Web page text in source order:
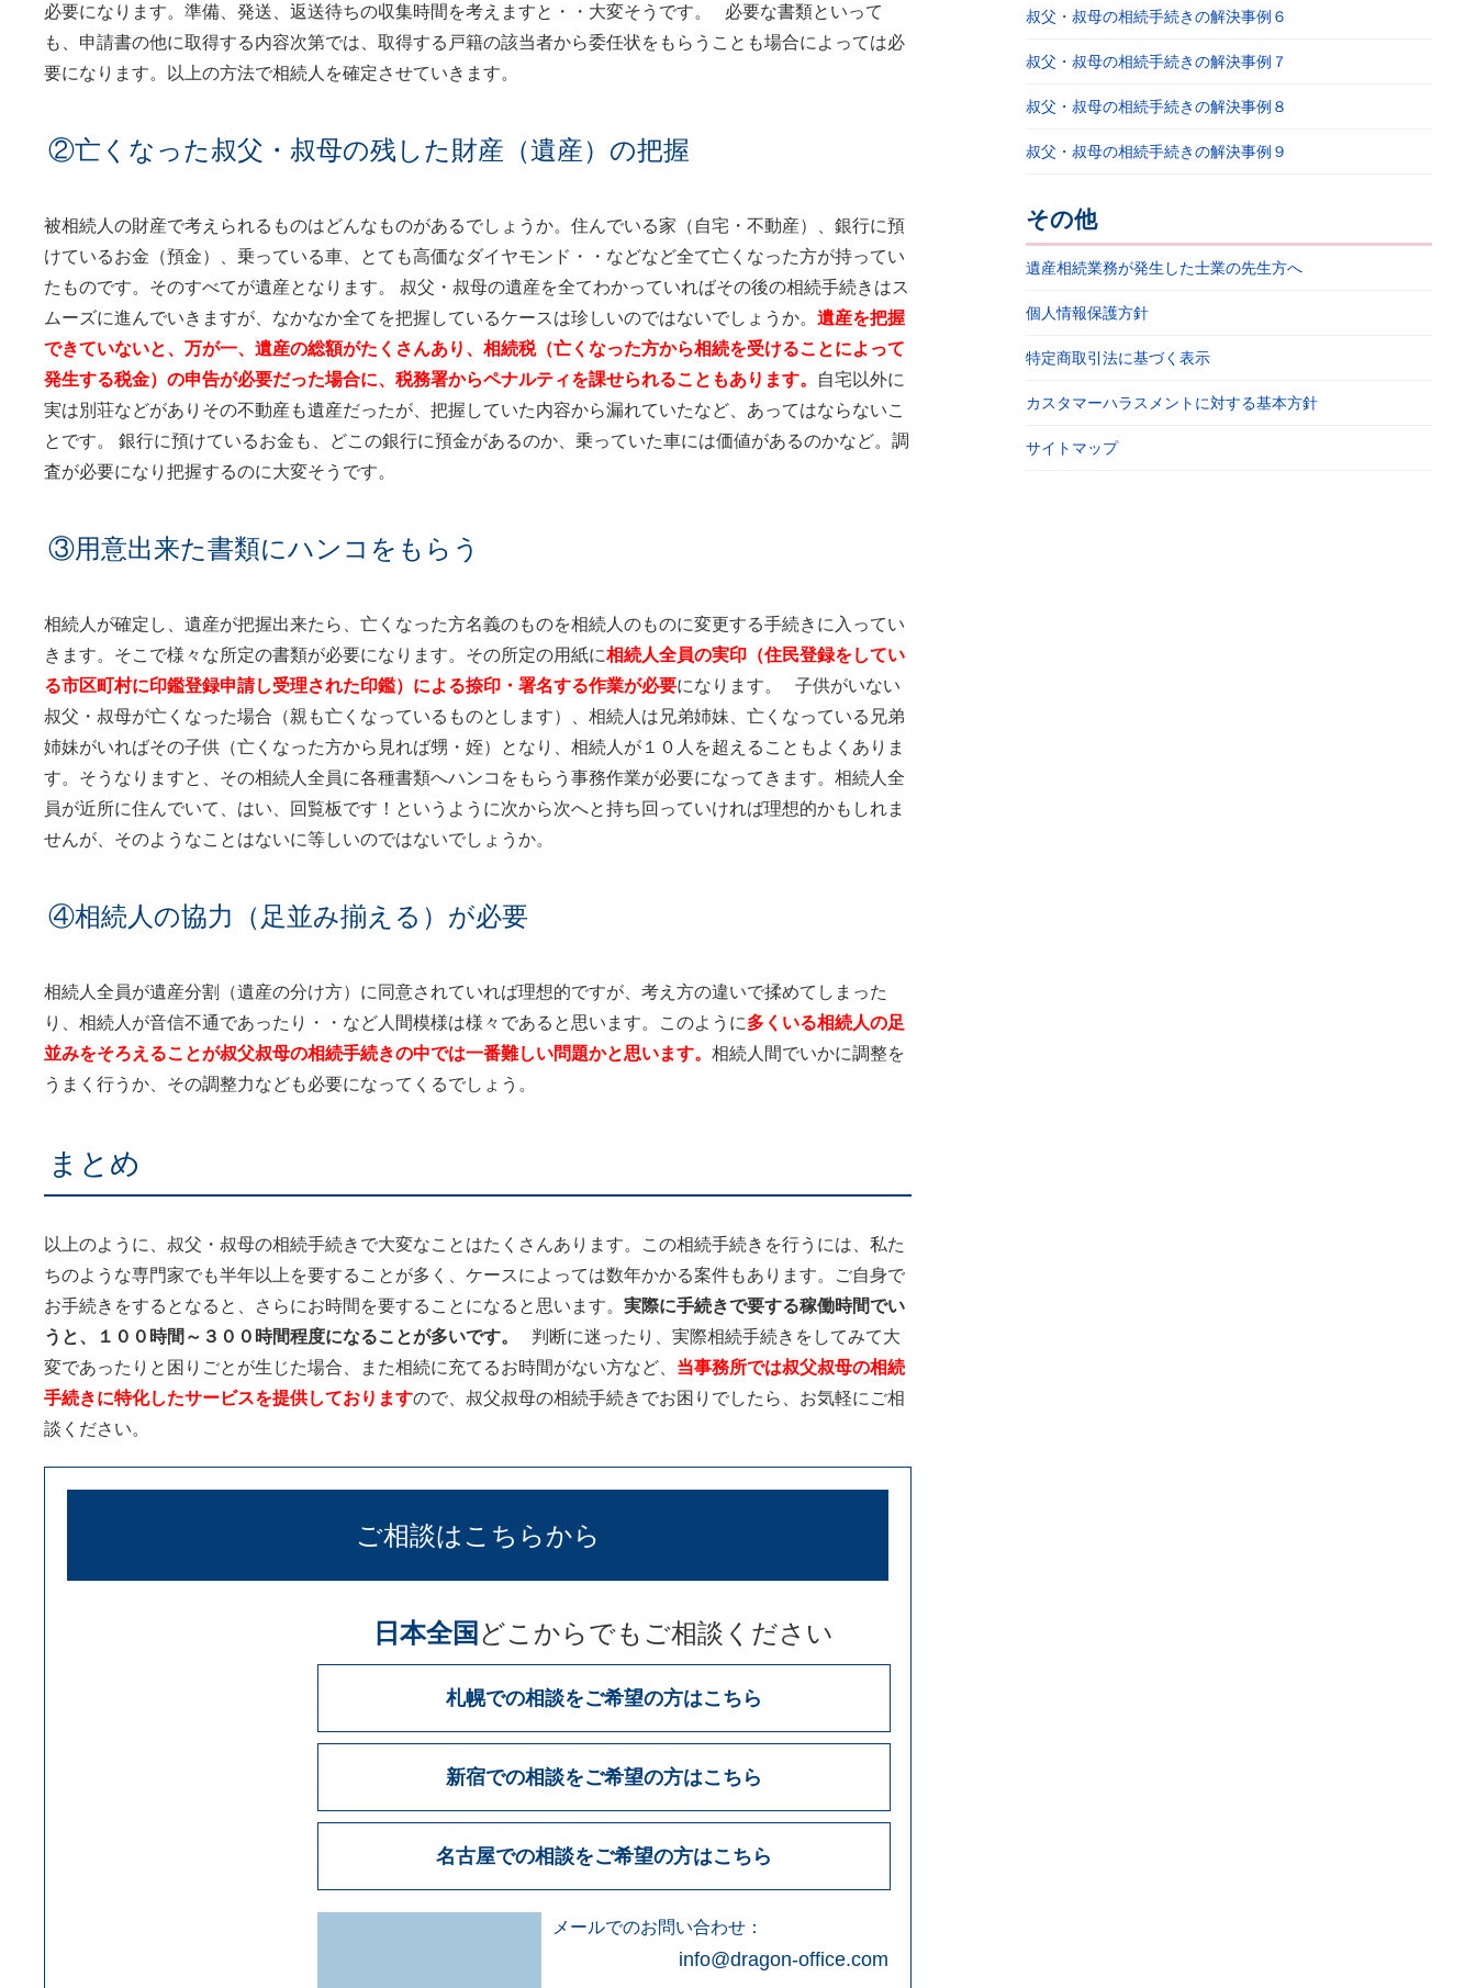
必要になります。準備、発送、返送待ちの収集時間を考えますと・・大変そうです。 必要な書類といって
も、申請書の他に取得する内容次第では、取得する戸籍の該当者から委任状をもらうことも場合によっては必
要になります。以上の方法で相続人を確定させていきます。
②亡くなった叔父・叔母の残した財産（遺産）の把握
被相続人の財産で考えられるものはどんなものがあるでしょうか。住んでいる家（自宅・不動産）、銀行に預
けているお金（預金）、乗っている車、とても高価なダイヤモンド・・などなど全て亡くなった方が持ってい
たものです。そのすべてが遺産となります。 叔父・叔母の遺産を全てわかっていればその後の相続手続きはス
ムーズに進んでいきますが、なかなか全てを把握しているケースは珍しいのではないでしょうか。 遺産を把握
できていないと、万が一、遺産の総額がたくさんあり、相続税（亡くなった方から相続を受けることによって
発生する税金）の申告が必要だった場合に、税務署からペナルティを課せられることもあります。
自宅以外に
実は別荘などがありその不動産も遺産だったが、把握していた内容から漏れていたなど、あってはならないこ
とです。 銀行に預けているお金も、どこの銀行に預金があるのか、乗っていた車には価値があるのかなど。調
査が必要になり把握するのに大変そうです。
③用意出来た書類にハンコをもらう
相続人が確定し、遺産が把握出来たら、亡くなった方名義のものを相続人のものに変更する手続きに入ってい
きます。そこで様々な所定の書類が必要になります。その所定の用紙に相続人全員の実印（住民登録をしてい
る市区町村に印鑑登録申請し受理された印鑑）による捺印・署名する作業が必要になります。 子供がいない
叔父・叔母が亡くなった場合（親も亡くなっているものとします）、相続人は兄弟姉妹、亡くなっている兄弟
姉妹がいればその子供（亡くなった方から見れば甥・姪）となり、相続人が１０人を超えることもよくありま
す。そうなりますと、その相続人全員に各種書類へハンコをもらう事務作業が必要になってきます。相続人全
員が近所に住んでいて、はい、回覧板です！というように次から次へと持ち回っていければ理想的かもしれま
せんが、そのようなことはないに等しいのではないでしょうか。
④相続人の協力（足並み揃える）が必要
相続人全員が遺産分割（遺産の分け方）に同意されていれば理想的ですが、考え方の違いで揉めてしまった
り、相続人が音信不通であったり・・など人間模様は様々であると思います。このように多くいる相続人の足
並みをそろえることが叔父叔母の相続手続きの中では一番難しい問題かと思います。 相続人間でいかに調整を
うまく行うか、その調整力なども必要になってくるでしょう。
まとめ
以上のように、叔父・叔母の相続手続きで大変なことはたくさんあります。この相続手続きを行うには、私た
ちのような専門家でも半年以上を要することが多く、ケースによっては数年かかる案件もあります。ご自身で
お手続きをするとなると、さらにお時間を要することになると思います。 実際に手続きで要する稼働時間でい
うと、１００時間～３００時間程度になることが多いです。
判断に迷ったり、実際相続手続きをしてみて大
変であったりと困りごとが生じた場合、また相続に充てるお時間がない方など、 当事務所では叔父叔母の相続
手続きに特化したサービスを提供しておりますので、叔父叔母の相続手続きでお困りでしたら、お気軽にご相
談ください。
ご相談はこちらから
日本全国 どこからでもご相談ください
札幌での相談をご希望の方はこちら
新宿での相談をご希望の方はこちら
名古屋での相談をご希望の方はこちら
メールでのお問い合わせ：
info@dragon-office.com
叔父・叔母の相続手続きの解決事例６
叔父・叔母の相続手続きの解決事例７
叔父・叔母の相続手続きの解決事例８
叔父・叔母の相続手続きの解決事例９
その他
遺産相続業務が発生した士業の先生方へ
個人情報保護方針
特定商取引法に基づく表示
カスタマーハラスメントに対する基本方針
サイトマップ